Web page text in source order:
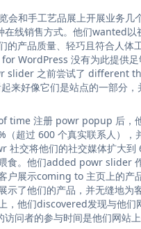
会和手工艺品展上开展业务几
线销售方式。他们wanted以
的产品质量、轻巧且符合人体
WordPress 没有为此提供足
slider 之前尝试了 different
来好像它们是站点的一部分，
time 注册 powr popup 后，
（超过 600 个真实联系人），
社交将他们的社交媒体扩大到
食。他们added powr slider
户展示coming to 主页上的产
示了他们的产品，并无缝地为
，他们discovered发现与他们
问者的参与时间是他们网站